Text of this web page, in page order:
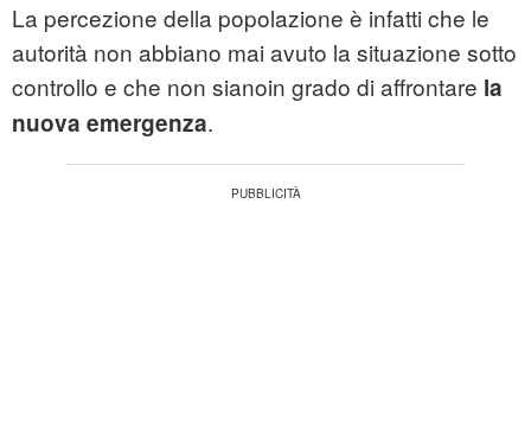
La percezione della popolazione è infatti che le
autorità non abbiano mai avuto la situazione sotto
controllo e che non sianoin grado di affrontare la
nuova emergenza.